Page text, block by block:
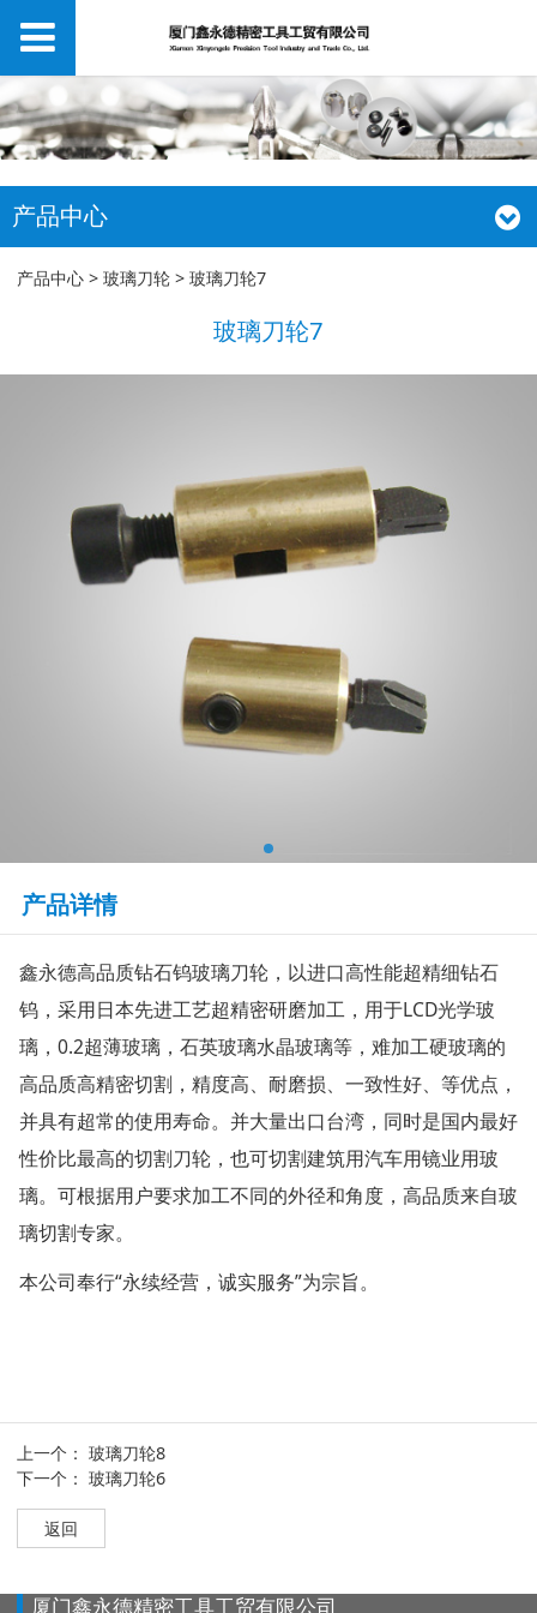
产品中心
玻璃刀轮7
产品中心 >玻璃刀轮 >玻璃刀轮7
玻璃刀轮7
产品详情
鑫永德高品质钻石钨玻璃刀轮，以进口高性能超精细钻石
钨，采用日本先进工艺超精密研磨加工，用于LCD光学玻
璃，0.2超薄玻璃，石英玻璃水晶玻璃等，难加工硬玻璃的
高品质高精密切割，精度高、耐磨损、一致性好、等优点，
并具有超常的使用寿命。并大量出口台湾，同时是国内最好
性价比最高的切割刀轮，也可切割建筑用汽车用镜业用玻
璃。可根据用户要求加工不同的外径和角度，高品质来自玻
璃切割专家。
本公司奉行“永续经营，诚实服务”为宗旨。
上一个：玻璃刀轮8
下一个：玻璃刀轮6
返回
厦门鑫永德精密工具工贸有限公司